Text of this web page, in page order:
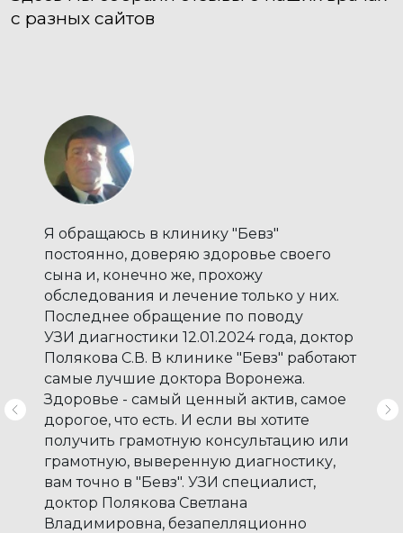
Я обращаюсь в клинику "Бевз"
постоянно, доверяю здоровье своего
сына и, конечно же, прохожу
обследования и лечение только у них.
Последнее обращение по поводу
УЗИ диагностики 12.01.2024 года, доктор
Полякова С.В. В клинике "Бевз" работают
самые лучшие доктора Воронежа.
Здоровье - самый ценный актив, самое
дорогое, что есть. И если вы хотите
получить грамотную консультацию или
грамотную, выверенную диагностику,
вам точно в "Бевз". УЗИ специалист,
доктор Полякова Светлана
Владимировна, безапелляционно
ЕЩЁ БОЛЬШЕ ОТЗЫВОВ НА ЯНДЕКСЕ
Cистема экспертного
уровня Voluson E10
Премиум класс среди ультразвуковых
диагностических аппаратов для
акушерских, гинекологических и
объемных исследований
Используя диагностическую систему Voluson E10®
специалисты Клиники БЕВЗ проводят
обследование пациентов разного возраста и